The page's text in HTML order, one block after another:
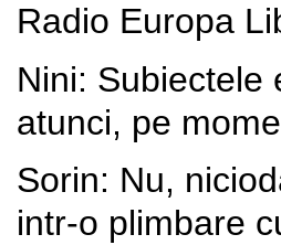
Radio Europa
Nini: Subiectele
atunci, pe
Sorin: Nu,
intr-o plimbare